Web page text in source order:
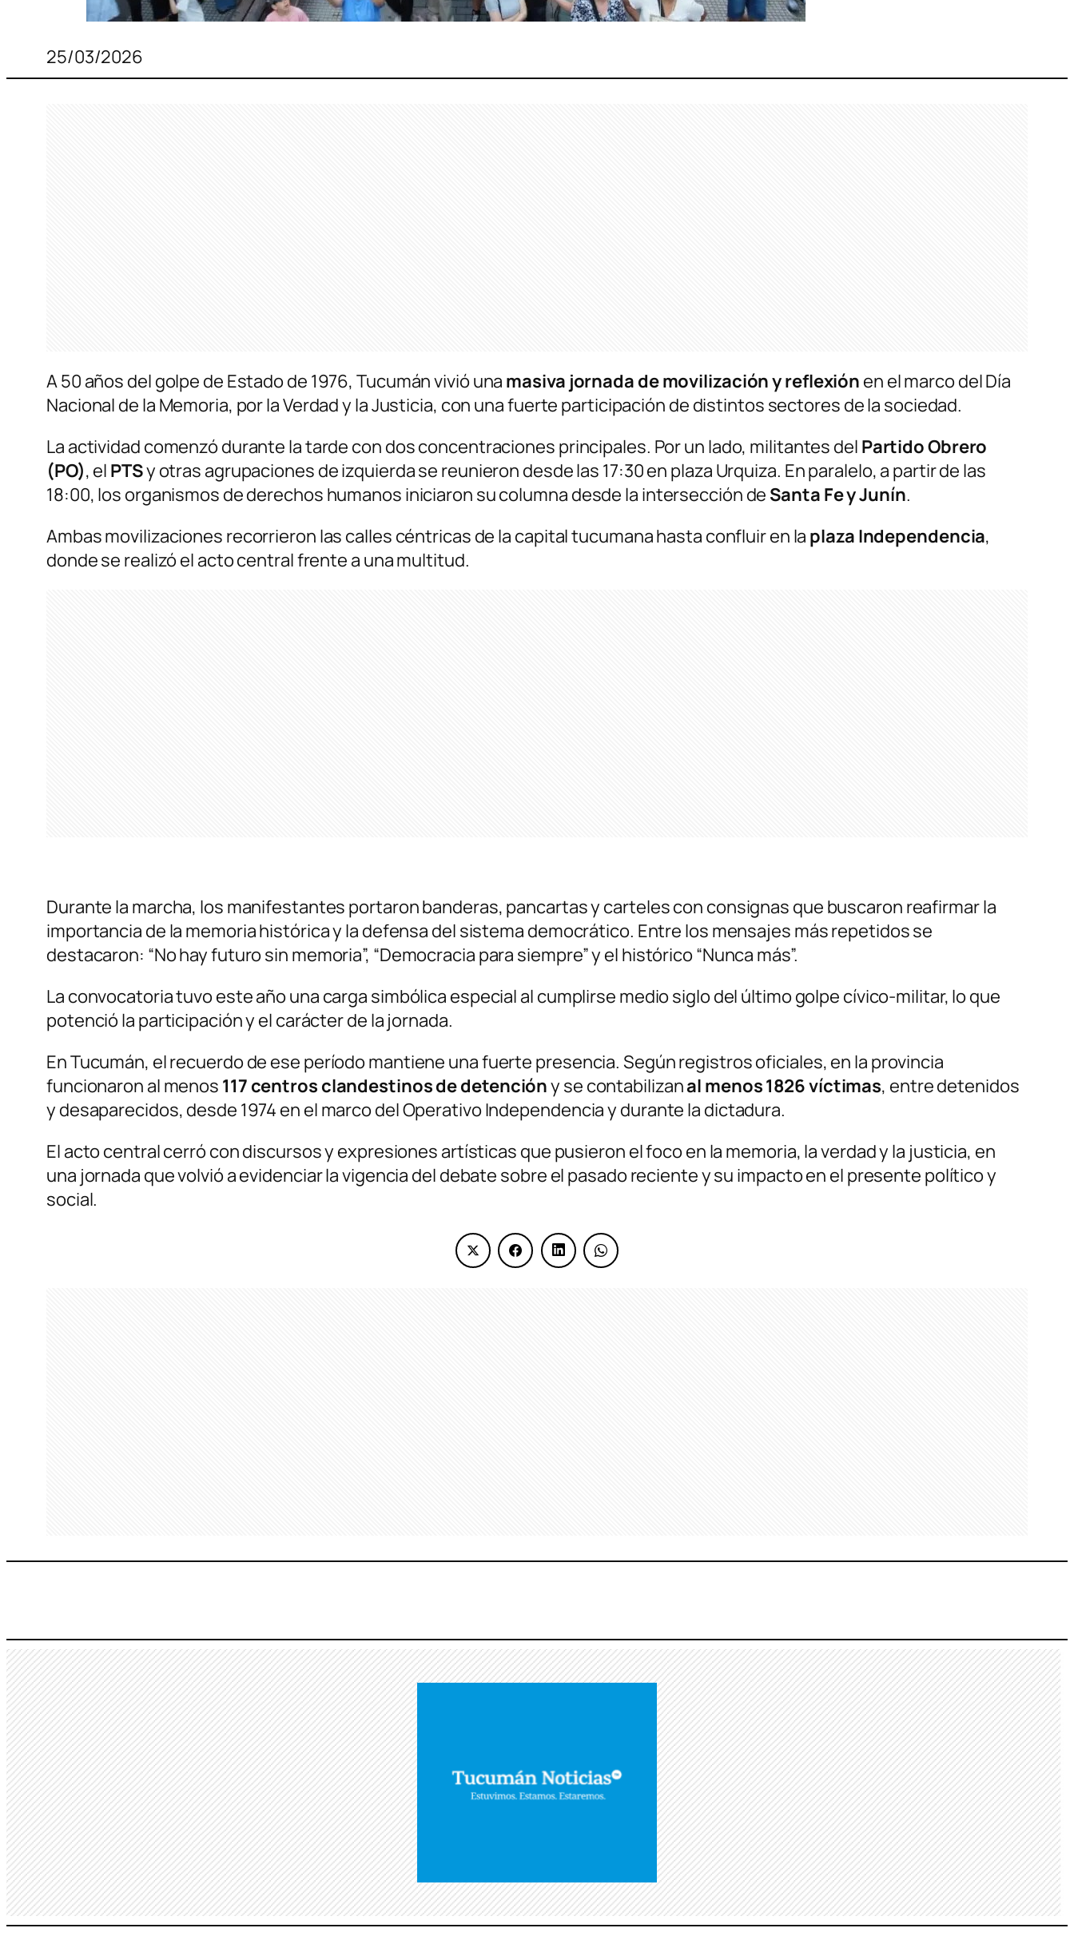
25/03/2026
A 50 años del golpe de Estado de 1976, Tucumán vivió una masiva jornada de movilización y reflexión en el marco del Día
Nacional de la Memoria, por la Verdad y la Justicia, con una fuerte participación de distintos sectores de la sociedad.
La actividad comenzó durante la tarde con dos concentraciones principales. Por un lado, militantes del Partido Obrero
(PO), el PTSy otras agrupaciones de izquierda se reunieron desde las 17:30 en plaza Urquiza. En paralelo, a partir de las
18:00, los organismos de derechos humanos iniciaron su columna desde la intersección de Santa Fe y Junín.
Ambas movilizaciones recorrieron las calles céntricas de la capital tucumana hasta confluir en la plaza Independencia,
donde se realizó el acto central frente a una multitud.
Durante la marcha, los manifestantes portaron banderas, pancartas y carteles con consignas que buscaron reafirmar la
importancia de la memoria histórica y la defensa del sistema democrático. Entre los mensajes más repetidos se
destacaron: “No hay futuro sin memoria”, “Democracia para siempre” y el histórico “Nunca más”.
La convocatoria tuvo este año una carga simbólica especial al cumplirse medio siglo del último golpe cívico-militar, lo que
potenció la participación y el carácter de la jornada.
En Tucumán, el recuerdo de ese período mantiene una fuerte presencia. Según registros oficiales, en la provincia
funcionaron al menos 117 centros clandestinos de detencióny se contabilizanal menos 1826 víctimas, entre detenidos
y desaparecidos, desde 1974 en el marco del Operativo Independencia y durante la dictadura.
El acto central cerró con discursos y expresiones artísticas que pusieron el foco en la memoria, la verdad y la justicia, en
una jornada que volvió a evidenciar la vigencia del debate sobre el pasado reciente y su impacto en el presente político y
social.